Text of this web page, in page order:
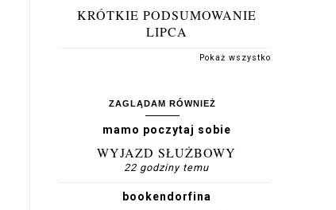
KRÓTKIE PODSUMOWANIE
LIPCA
Pokaż wszystko
ZAGLĄDAM RÓWNIEŻ
mamo poczytaj sobie
WYJAZD SŁUŻBOWY
22 godziny temu
bookendorfina